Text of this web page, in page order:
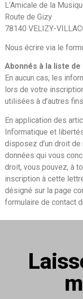
L’Amicale de la
Route de Gizy
78140 VELIZY-
Nous écrire via le
Abonnés à la liste
En aucun cas, les
lors de votre
utilisées à d’autres
En application des
Informatique et
disposez d’un droit
données qui vous
droit, vous pouvez, à
inscription à cette
désigné sur la page
formulaire de contact